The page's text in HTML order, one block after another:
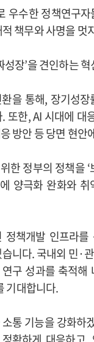
우수한 정책연구
책무와 사명을
성장’을 견인하는
을 통해, 장기성
또한, AI 시대에
방안 등 당면 현
한 정부의 정책을
양극화 완화와
정책개발 인프라
니다. 국내외 민·
구 성과를 축적
기대합니다.
통 기능을 강화하